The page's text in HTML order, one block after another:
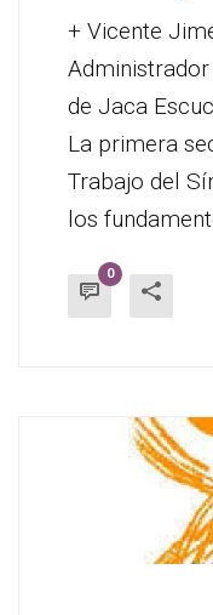
+ Vicente
de Jaca
La primera
Trabajo del
los
0